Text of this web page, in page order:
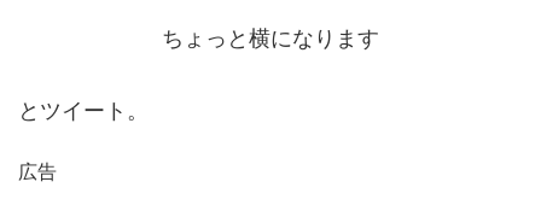
ちょっと横になります
とツイート。
広告